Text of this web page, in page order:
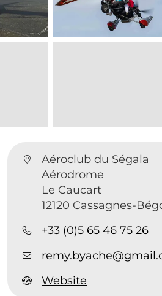
Aéroclub du Ségala
Aérodrome
Le Caucart
12120 Cassagnes-
+33 (0)5 65 46 75 26
Website